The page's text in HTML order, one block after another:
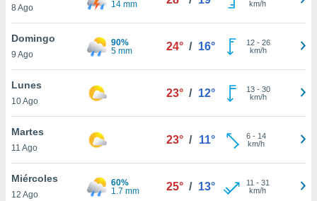
y
más
nuestra
y
de
disponible
8 Ago
14 mm
km/h
Domingo
9 Ago
90%
5 mm
24° / 16° 12- 26
km/h
Lunes
10 Ago
23° / 12° 13- 30
km/h
Martes
11 Ago
23° / 11° 6- 14
km/h
Miércoles
12 Ago
60%
1.7 mm
25° / 13° 11 - 31
km/h